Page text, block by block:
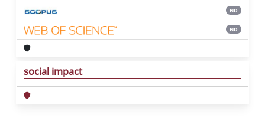
ND
ND
social impact